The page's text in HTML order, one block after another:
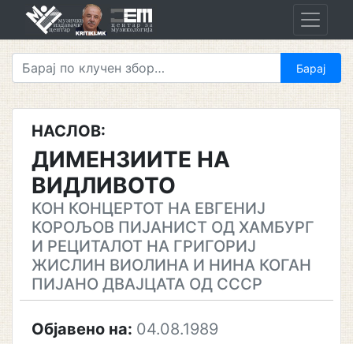
НАСЛОВ:
ДИМЕНЗИИТЕ НА
ВИДЛИВОТО
КОН КОНЦЕРТОТ НА ЕВГЕНИЈ
КОРОЉОВ ПИЈАНИСТ ОД ХАМБУРГ
И РЕЦИТАЛОТ НА ГРИГОРИЈ
ЖИСЛИН ВИОЛИНА И НИНА КОГАН
ПИЈАНО ДВАЈЦАТА ОД СССР
Објавено на: 04.08.1989